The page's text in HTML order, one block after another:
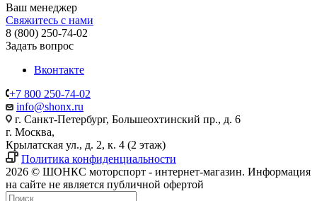
Ваш менеджер
Свяжитесь с нами
8 (800) 250-74-02
Задать вопрос
Вконтакте
+7 800 250-74-02
info@shonx.ru
г. Санкт-Петербург, Большеохтинский пр., д. 6
г. Москва,
Крылатская ул., д. 2, к. 4 (2 этаж)
Политика конфиденциальности
2026 © ШОНКС моторспорт - интернет-магазин. Информация
на сайте не является публичной офертой